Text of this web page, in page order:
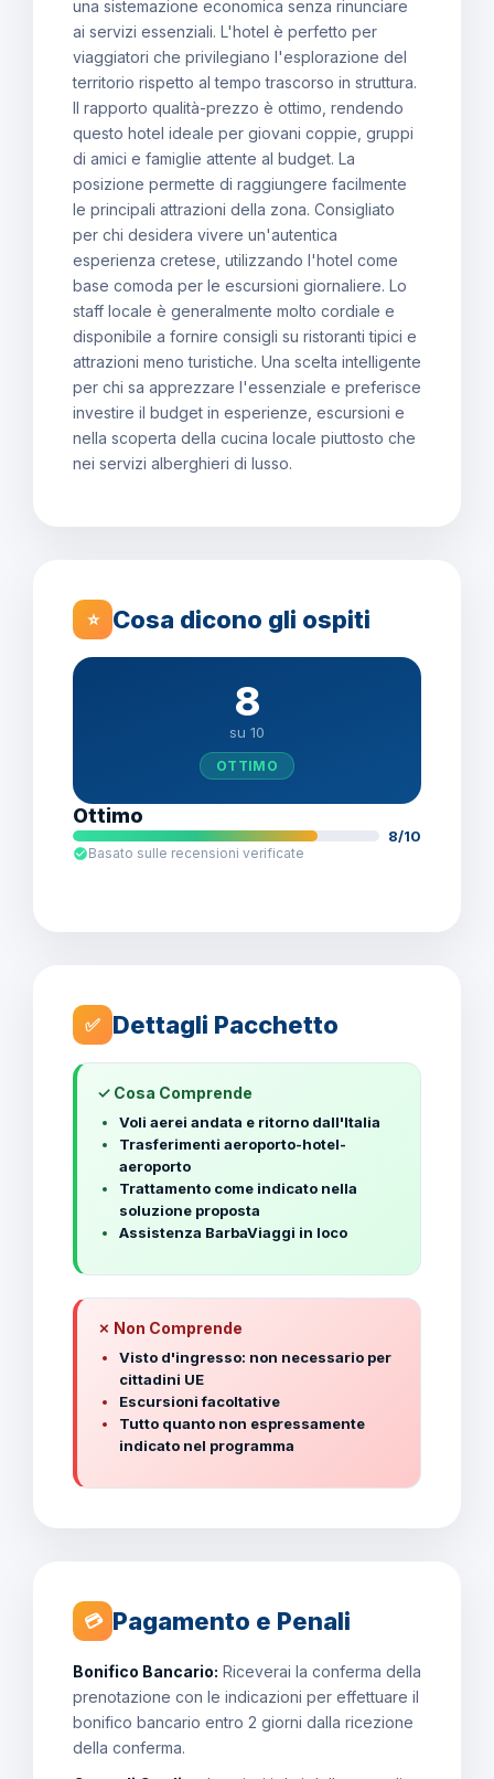
una sistemazione economica senza rinunciare
ai servizi essenziali. L'hotel è perfetto per
viaggiatori che privilegiano l'esplorazione del
territorio rispetto al tempo trascorso in struttura.
Il rapporto qualità-prezzo è ottimo, rendendo
questo hotel ideale per giovani coppie, gruppi
di amici e famiglie attente al budget. La
posizione permette di raggiungere facilmente
le principali attrazioni della zona. Consigliato
per chi desidera vivere un'autentica
esperienza cretese, utilizzando l'hotel come
base comoda per le escursioni giornaliere. Lo
staff locale è generalmente molto cordiale e
disponibile a fornire consigli su ristoranti tipici e
attrazioni meno turistiche. Una scelta intelligente
per chi sa apprezzare l'essenziale e preferisce
investire il budget in esperienze, escursioni e
nella scoperta della cucina locale piuttosto che
nei servizi alberghieri di lusso.
⭐ Cosa dicono gli ospiti
8
su 10
OTTIMO
Ottimo
8/10
Basato sulle recensioni verificate
✅ Dettagli Pacchetto
✓ Cosa Comprende
Voli aerei andata e ritorno dall'Italia
Trasferimenti aeroporto-hotel-
aeroporto
Trattamento come indicato nella
soluzione proposta
Assistenza BarbaViaggi in loco
✗ Non Comprende
Visto d'ingresso: non necessario per
cittadini UE
Escursioni facoltative
Tutto quanto non espressamente
indicato nel programma
💳 Pagamento e Penali
Bonifico Bancario: Riceverai la conferma della
prenotazione con le indicazioni per effettuare il
bonifico bancario entro 2 giorni dalla ricezione
della conferma.